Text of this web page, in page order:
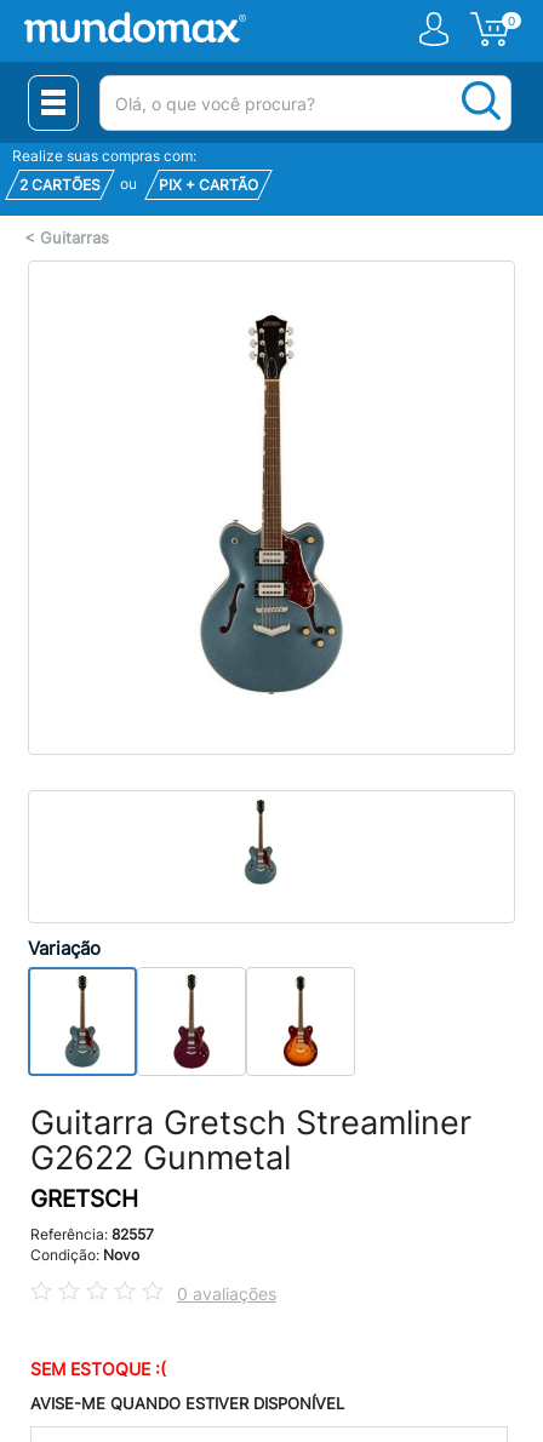
0
(pesquisar)
Realize suas compras com:
2 CARTÕES
ou PIX + CARTÃO
< Guitarras
Variação
Guitarra Gretsch Streamliner
G2622 Gunmetal
GRETSCH
Referência: 82557
Condição: Novo
0 avaliações
SEM ESTOQUE :(
AVISE-ME QUANDO ESTIVER DISPONÍVEL